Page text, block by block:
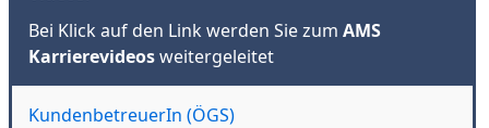
Bei Klick auf den Link werden Sie zum AMS
Karrierevideosweitergeleitet
KundenbetreuerIn (ÖGS)